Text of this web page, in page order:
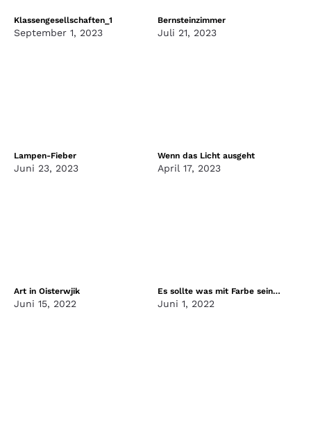
Klassengesellschaften_1
September 1, 2023
Bernsteinzimmer
Juli 21, 2023
Lampen-Fieber
Juni 23, 2023
Wenn das Licht ausgeht
April 17, 2023
Art in Oisterwjik
Juni 15, 2022
Es sollte was mit Farbe sein…
Juni 1, 2022